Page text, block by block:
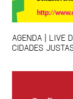
AGENDA | LIVE
CIDADES